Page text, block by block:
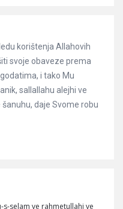
korištenja Allahovih
svoje obaveze prema
i tako Mu
sallallahu alejhi ve
šanuhu, daje Svome robu
s-selam ve rahmetullahi ve